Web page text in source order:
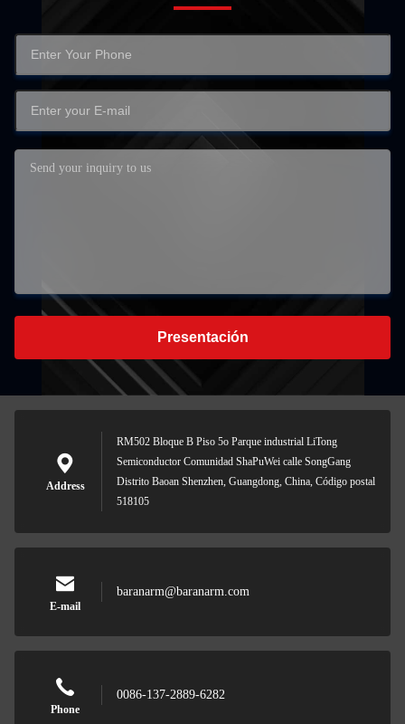
Presentación
Address
RM502 Bloque B Piso 5o Parque industrial LiTong
Semiconductor Comunidad ShaPuWei calle SongGang
Distrito Baoan Shenzhen, Guangdong, China, Código postal
518105
E-mail
baranarm@baranarm.com
Phone
0086-137-2889-6282